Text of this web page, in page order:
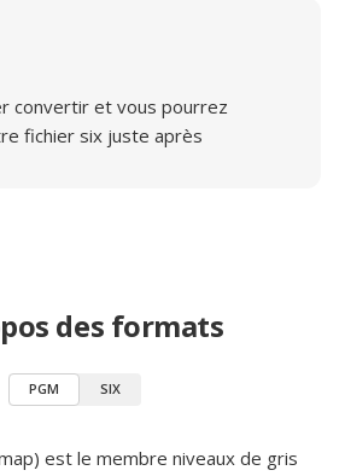
convertir et vous pourrez
fichier six juste après
des formats
PGM SIX
est le membre niveaux de gris